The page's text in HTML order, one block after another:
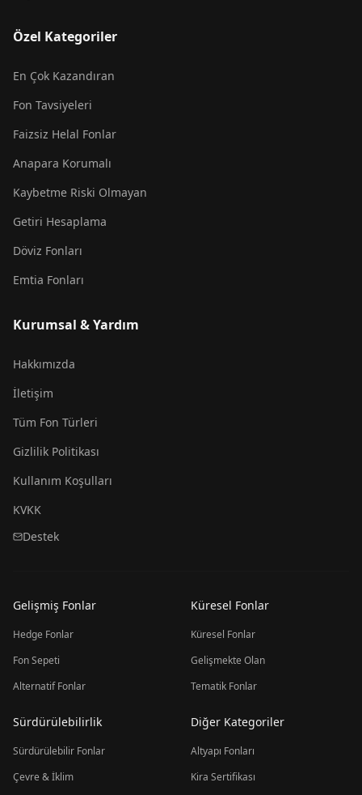
Özel Kategoriler
En Çok Kazandıran
Fon Tavsiyeleri
Faizsiz Helal Fonlar
Anapara Korumalı
Kaybetme Riski Olmayan
Getiri Hesaplama
Döviz Fonları
Emtia Fonları
Kurumsal & Yardım
Hakkımızda
İletişim
Tüm Fon Türleri
Gizlilik Politikası
Kullanım Koşulları
KVKK
Destek
Gelişmiş Fonlar
Hedge Fonlar
Fon Sepeti
Alternatif Fonlar
Küresel Fonlar
Küresel Fonlar
Gelişmekte Olan
Tematik Fonlar
Sürdürülebilirlik
Sürdürülebilir Fonlar
Çevre & İklim
Diğer Kategoriler
Altyapı Fonları
Kira Sertifikası